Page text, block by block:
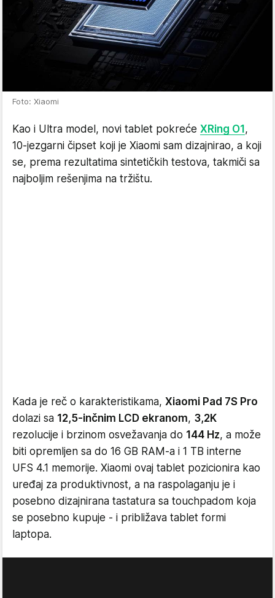
Foto: Xiaomi
Kao i Ultra model, novi tablet pokreće XRing O1 ,
10-jezgarni čipset koji je Xiaomi sam dizajnirao, a koji
se, prema rezultatima sintetičkih testova, takmiči sa
najboljim rešenjima na tržištu.
Kada je reč o karakteristikama, Xiaomi Pad 7S Pro
dolazi sa 12,5-inčnim LCD ekranom, 3,2K
rezolucije i brzinom osvežavanja do 144 Hz, a može
biti opremljen sa do 16 GB RAM-a i 1 TB interne
UFS 4.1 memorije. Xiaomi ovaj tablet pozicionira kao
uređaj za produktivnost, a na raspolaganju je i
posebno dizajnirana tastatura sa touchpadom koja
se posebno kupuje - i približava tablet formi
laptopa.